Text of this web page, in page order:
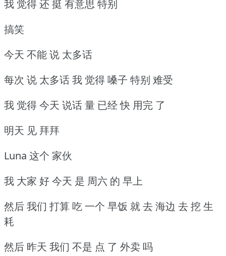
我 觉得 还 挺 有意思 特别
搞笑
今天 不能 说 太多话
每次 说 太多话 我 觉得 嗓子 特别 难受
我 觉得 今天 说话 量 已经 快 用完 了
明天 见 拜拜
Luna 这个 家伙
我 大家 好 今天 是 周六 的 早上
然后 我们 打算 吃 一个 早饭 就 去 海边 去 挖 生
耗
然后 昨天 我们 不是 点 了 外卖 吗